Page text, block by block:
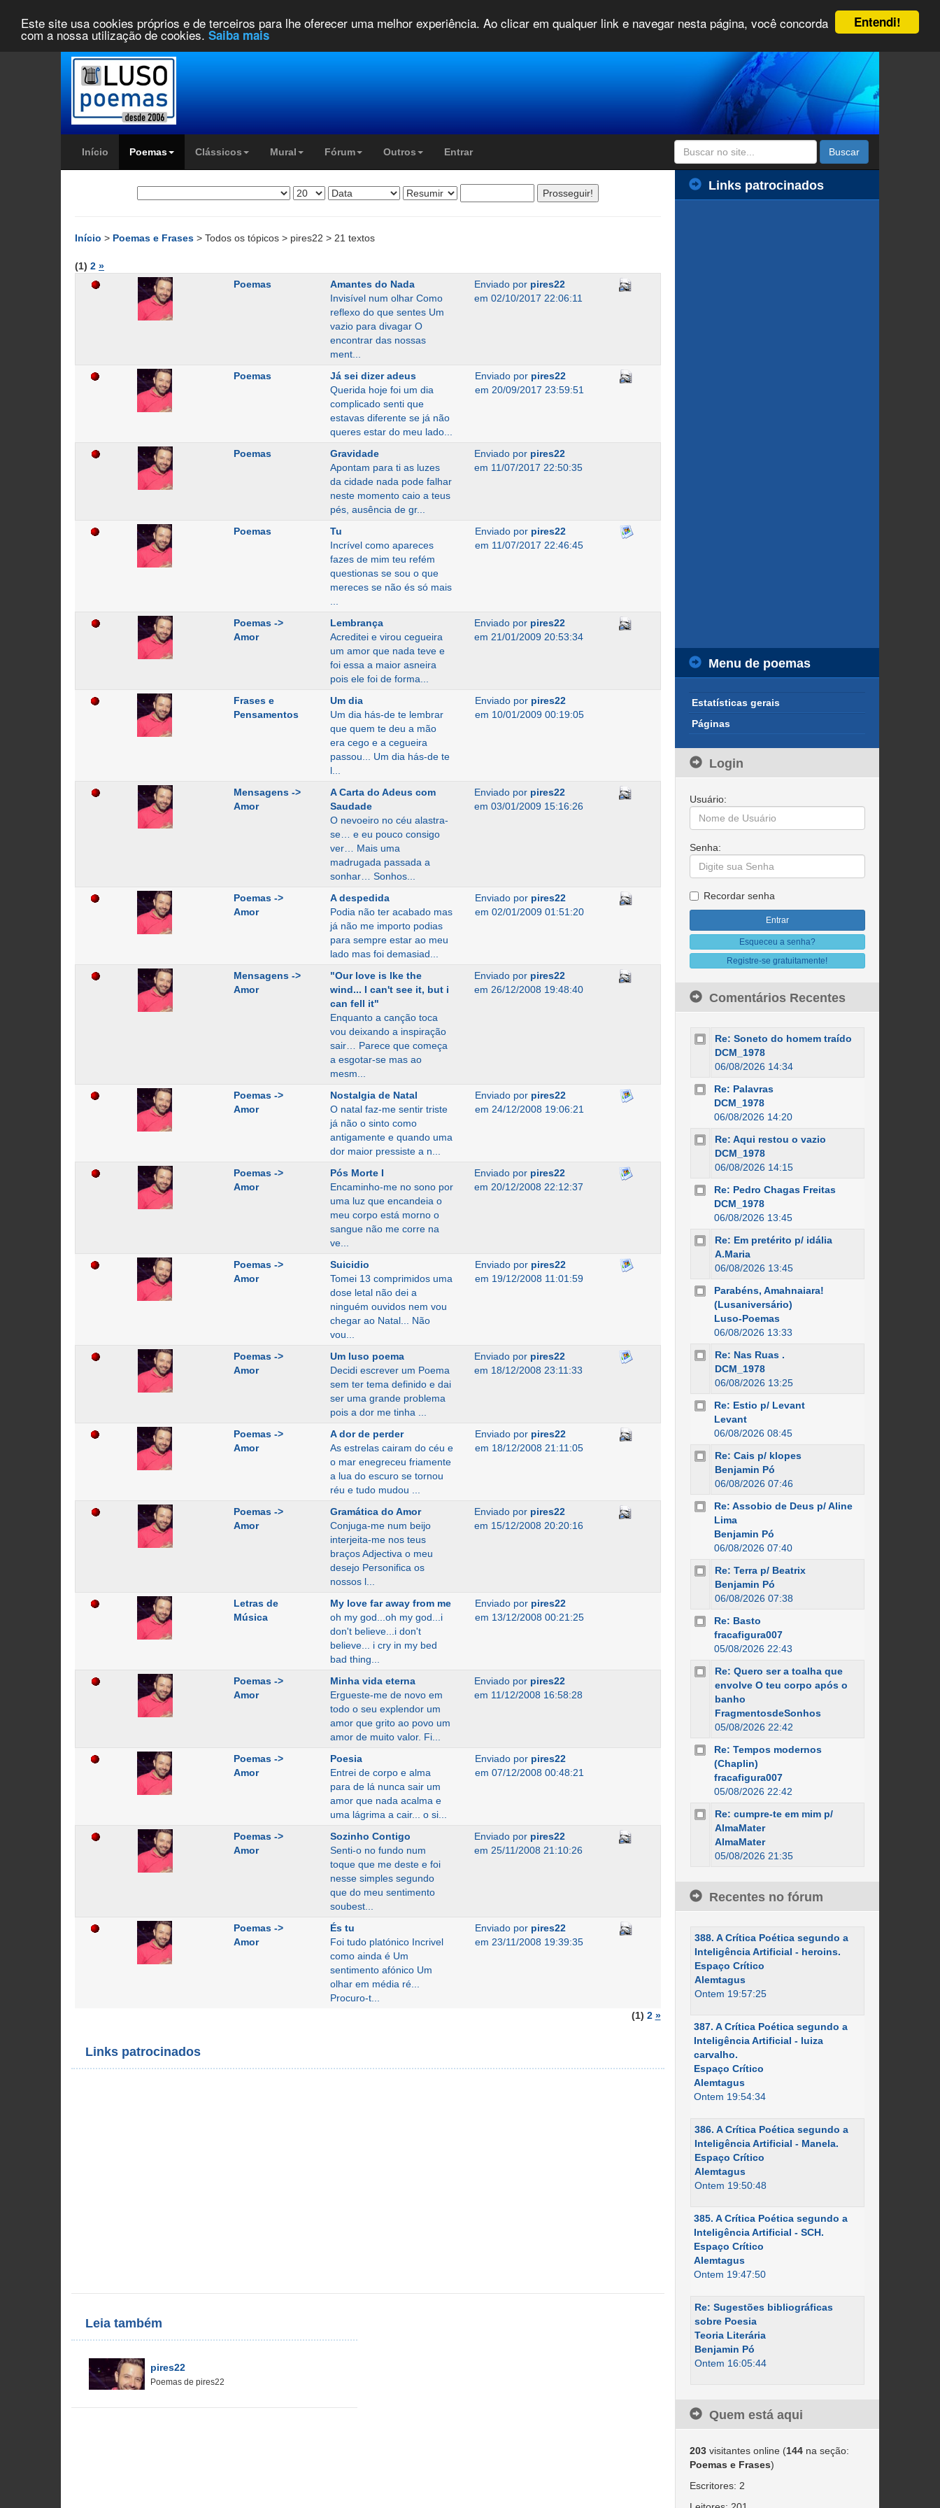
Entendi!
Este site usa cookies próprios e de terceiros para lhe oferecer uma melhor experiência. Ao clicar em qualquer link e navegar nesta página, você concorda
com a nossa utilização de cookies. Saiba mais
Início Poemas Clássicos Mural Fórum Outros Entrar Buscar
Início > Poemas e Frases > Todos os tópicos > pires22 > 21 textos
(1) 2 »
Poemas
Amantes do Nada
Invisível num olhar Como
reflexo do que sentes Um
vazio para divagar O
encontrar das nossas
ment...
Enviado por pires22
em 02/10/2017 22:06:11
Poemas
Já sei dizer adeus
Querida hoje foi um dia
complicado senti que
estavas diferente se já não
queres estar do meu lado...
Enviado por pires22
em 20/09/2017 23:59:51
Poemas
Gravidade
Apontam para ti as luzes
da cidade nada pode falhar
neste momento caio a teus
pés, ausência de gr...
Enviado por pires22
em 11/07/2017 22:50:35
Poemas
Tu
Incrível como apareces
fazes de mim teu refém
questionas se sou o que
mereces se não és só mais
Enviado por pires22
em 11/07/2017 22:46:45
Poemas ->
Amor
Lembrança
Acreditei e virou cegueira
um amor que nada teve e
foi essa a maior asneira
pois ele foi de forma...
Enviado por pires22
em 21/01/2009 20:53:34
Frases e
Pensamentos
Um dia
Um dia hás-de te lembrar
que quem te deu a mão
era cego e a cegueira
passou... Um dia hás-de te
l...
Enviado por pires22
em 10/01/2009 00:19:05
Mensagens ->
Amor
A Carta do Adeus com
Saudade
O nevoeiro no céu alastra-
se… e eu pouco consigo
ver… Mais uma
madrugada passada a
sonhar… Sonhos...
Enviado por pires22
em 03/01/2009 15:16:26
Poemas ->
Amor
A despedida
Podia não ter acabado mas
já não me importo podias
para sempre estar ao meu
lado mas foi demasiad...
Enviado por pires22
em 02/01/2009 01:51:20
Mensagens ->
Amor
"Our love is lke the
wind... I can't see it, but i
can fell it"
Enquanto a canção toca
vou deixando a inspiração
sair… Parece que começa
a esgotar-se mas ao
mesm...
Enviado por pires22
em 26/12/2008 19:48:40
Poemas ->
Amor
Nostalgia de Natal
O natal faz-me sentir triste
já não o sinto como
antigamente e quando uma
dor maior pressiste a n...
Enviado por pires22
em 24/12/2008 19:06:21
Poemas ->
Amor
Pós Morte I
Encaminho-me no sono por
uma luz que encandeia o
meu corpo está morno o
sangue não me corre na
ve...
Enviado por pires22
em 20/12/2008 22:12:37
Poemas ->
Amor
Suicidio
Tomei 13 comprimidos uma
dose letal não dei a
ninguém ouvidos nem vou
chegar ao Natal... Não
vou...
Enviado por pires22
em 19/12/2008 11:01:59
Poemas ->
Amor
Um luso poema
Decidi escrever um Poema
sem ter tema definido e dai
ser uma grande problema
pois a dor me tinha ...
Enviado por pires22
em 18/12/2008 23:11:33
Poemas ->
Amor
A dor de perder
As estrelas cairam do céu e
o mar enegreceu friamente
a lua do escuro se tornou
réu e tudo mudou ...
Enviado por pires22
em 18/12/2008 21:11:05
Poemas ->
Amor
Gramática do Amor
Conjuga-me num beijo
interjeita-me nos teus
braços Adjectiva o meu
desejo Personifica os
nossos l...
Enviado por pires22
em 15/12/2008 20:20:16
Letras de
Música
My love far away from me
oh my god...oh my god...i
don't believe...i don't
believe... i cry in my bed
bad thing...
Enviado por pires22
em 13/12/2008 00:21:25
Poemas ->
Amor
Minha vida eterna
Ergueste-me de novo em
todo o seu explendor um
amor que grito ao povo um
amor de muito valor. Fi...
Enviado por pires22
em 11/12/2008 16:58:28
Poemas ->
Amor
Poesia
Entrei de corpo e alma
para de lá nunca sair um
amor que nada acalma e
uma lágrima a cair... o si...
Enviado por pires22
em 07/12/2008 00:48:21
Poemas ->
Amor
Sozinho Contigo
Senti-o no fundo num
toque que me deste e foi
nesse simples segundo
que do meu sentimento
soubest...
Enviado por pires22
em 25/11/2008 21:10:26
Poemas ->
Amor
És tu
Foi tudo platónico Incrivel
como ainda é Um
sentimento afónico Um
olhar em média ré...
Procuro-t...
Enviado por pires22
em 23/11/2008 19:39:35
(1) 2 »
Links patrocinados
Leia também
pires22
Poemas de pires22
Links patrocinados
Menu de poemas
Estatísticas gerais
Páginas
Login
Usuário:
Senha:
Recordar senha
Esqueceu a senha?
Registre-se gratuitamente!
Comentários Recentes
Re: Soneto do homem traído
DCM_1978
06/08/2026 14:34
Re: Palavras
DCM_1978
06/08/2026 14:20
Re: Aqui restou o vazio
DCM_1978
06/08/2026 14:15
Re: Pedro Chagas Freitas
DCM_1978
06/08/2026 13:45
Re: Em pretérito p/ idália
A.Maria
06/08/2026 13:45
Parabéns, Amahnaiara!
(Lusaniversário)
Luso-Poemas
06/08/2026 13:33
Re: Nas Ruas .
DCM_1978
06/08/2026 13:25
Re: Estio p/ Levant
Levant
06/08/2026 08:45
Re: Cais p/ klopes
Benjamin Pó
06/08/2026 07:46
Re: Assobio de Deus p/ Aline
Lima
Benjamin Pó
06/08/2026 07:40
Re: Terra p/ Beatrix
Benjamin Pó
06/08/2026 07:38
Re: Basto
fracafigura007
05/08/2026 22:43
Re: Quero ser a toalha que
envolve O teu corpo após o
banho
FragmentosdeSonhos
05/08/2026 22:42
Re: Tempos modernos
(Chaplin)
fracafigura007
05/08/2026 22:42
Re: cumpre-te em mim p/
AlmaMater
AlmaMater
05/08/2026 21:35
Recentes no fórum
388. A Crítica Poética segundo a
Inteligência Artificial - heroins.
Espaço Crítico
Alemtagus
Ontem 19:57:25
387. A Crítica Poética segundo a
Inteligência Artificial - luiza
carvalho.
Espaço Crítico
Alemtagus
Ontem 19:54:34
386. A Crítica Poética segundo a
Inteligência Artificial - Manela.
Espaço Crítico
Alemtagus
Ontem 19:50:48
385. A Crítica Poética segundo a
Inteligência Artificial - SCH.
Espaço Crítico
Alemtagus
Ontem 19:47:50
Re: Sugestões bibliográficas
sobre Poesia
Teoria Literária
Benjamin Pó
Ontem 16:05:44
Quem está aqui
203visitantes online (144na seção:
Poemas e Frases)
Escritores: 2